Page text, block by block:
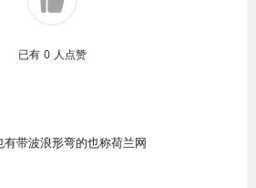
已有 0 人点赞
带波浪形弯的也称荷兰网